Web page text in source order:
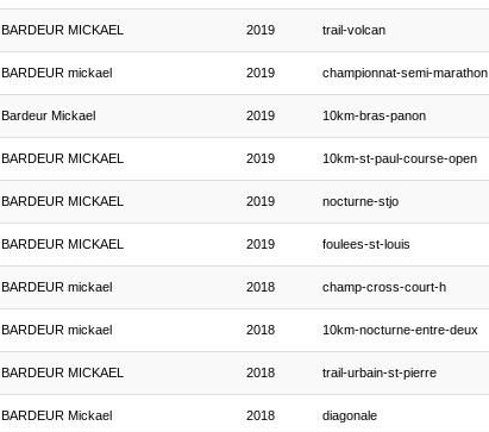
BARDEUR MICKAEL 2019 trail-volcan
BARDEUR mickael 2019 championnat-semi-marathon
Bardeur Mickael 2019 10km-bras-panon
BARDEUR MICKAEL 2019 10km-st-paul-course-open
BARDEUR MICKAEL 2019 nocturne-stjo
BARDEUR MICKAEL 2019 foulees-st-louis
BARDEUR mickael 2018 champ-cross-court-h
BARDEUR mickael 2018 10km-nocturne-entre-deux
BARDEUR MICKAEL 2018 trail-urbain-st-pierre
BARDEUR Mickael 2018 diagonale